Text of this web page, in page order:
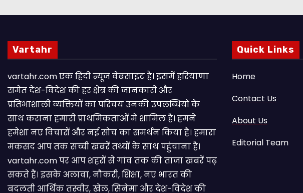
Vartahr
vartahr.com एक हिंदी न्यूज वेबसाइट है। इसमें हरियाणा
समेत देश-विदेश की हर क्षेत्र की जानकारी और
प्रतिभाशाली व्यक्तियों का परिचय उनकी उपलब्धियों के
साथ कराना हमारी प्राथमिकताओं में शामिल है। हमने
हमेशा नए विचारों और नई सोच का समर्थन किया है। हमारा
मकसद आप तक सच्ची खबरें तथ्यों के साथ पहुंचाना है।
vartahr.com पर आप शहरों से गांव तक की ताजा खबरें पढ़
सकते हैं। इसके अलावा, नौकरी, शिक्षा, नए भारत की
बदलती आर्थिक तस्वीर, खेल, सिनेमा और देश-विदेश की
Quick Links
Home
Contact Us
About Us
Editorial Team